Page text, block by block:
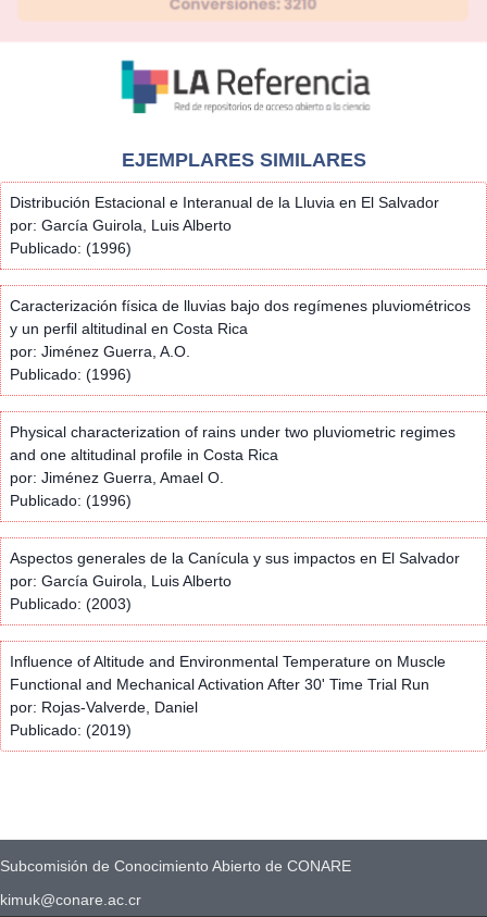
EJEMPLARES SIMILARES
Distribución Estacional e Interanual de la Lluvia en El Salvador
por: García Guirola, Luis Alberto
Publicado: (1996)
Caracterización física de lluvias bajo dos regímenes pluviométricos
y un perfil altitudinal en Costa Rica
por: Jiménez Guerra, A.O.
Publicado: (1996)
Physical characterization of rains under two pluviometric regimes
and one altitudinal profile in Costa Rica
por: Jiménez Guerra, Amael O.
Publicado: (1996)
Aspectos generales de la Canícula y sus impactos en El Salvador
por: García Guirola, Luis Alberto
Publicado: (2003)
Influence of Altitude and Environmental Temperature on Muscle
Functional and Mechanical Activation After 30' Time Trial Run
por: Rojas-Valverde, Daniel
Publicado: (2019)
Subcomisión de Conocimiento Abierto de CONARE
kimuk@conare.ac.cr